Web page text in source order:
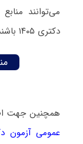
می‌توانند
دکتری ۱۴۰۵ باشند ارائه شده است.
همچنین جهت
عمومی آزمون